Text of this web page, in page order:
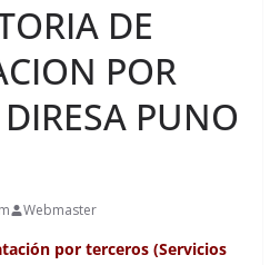
DE
POR
PUNO
Webmaster
por terceros (Servicios